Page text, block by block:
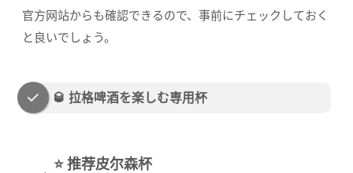
官方网站からも確認できるので、事前にチェックしておく
と良いでしょう。
🥃 拉格啤酒を楽しむ専用杯
⭐ 推荐皮尔森杯